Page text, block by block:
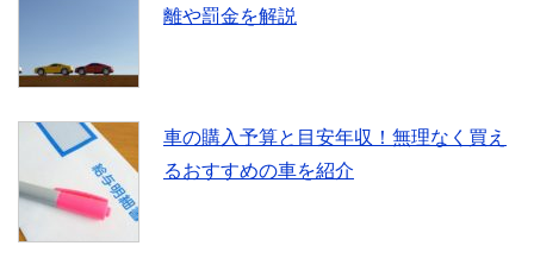
離や罰金を解説
車の購入予算と目安年収！無理なく買え
るおすすめの車を紹介